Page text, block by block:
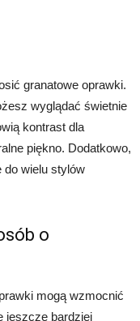
granatowe oprawki.
wyglądać świetnie
kontrast dla
piękno. Dodatkowo,
do wielu stylów
o
mogą wzmocnić
jeszcze bardziej